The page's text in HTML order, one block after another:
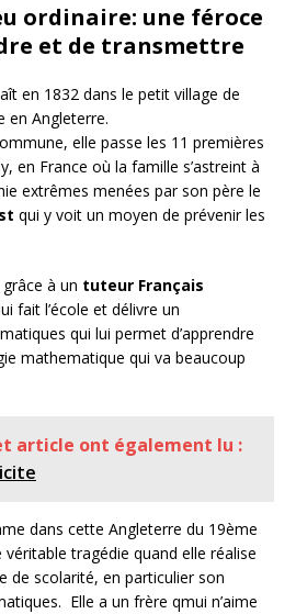
ordinaire: une féroce
et de transmettre
en 1832 dans le petit village de
en Angleterre.
elle passe les 11 premières
en France où la famille s’astreint à
extrêmes menées par son père le
qui y voit un moyen de prévenir les
à un tuteur Français
fait l’école et délivre un
qui lui permet d’apprendre
mathematique qui va beaucoup
article ont également lu :
dans cette Angleterre du 19ème
véritable tragédie quand elle réalise
de scolarité, en particulier son
Elle a un frère qmui n’aime